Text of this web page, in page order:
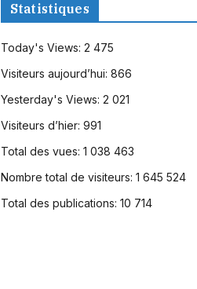
Statistiques
Today's Views: 2 475
Visiteurs aujourd’hui: 866
Yesterday's Views: 2 021
Visiteurs d’hier: 991
Total des vues: 1 038 463
Nombre total de visiteurs: 1 645 524
Total des publications: 10 714